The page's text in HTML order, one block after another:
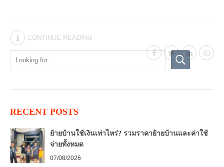
CONTINUE READING
RECENT POSTS
ย้ายบ้านใช้เงินเท่าไหร่? รวมราคาย้ายบ้านและค่าใช้
จ่ายทั้งหมด
07/08/2026